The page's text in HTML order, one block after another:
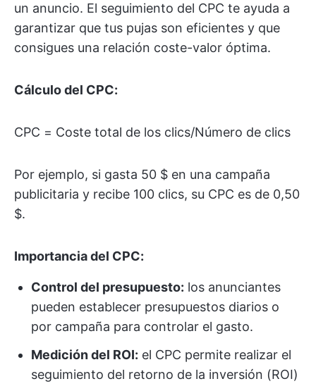
un anuncio. El seguimiento del CPC te ayuda a
garantizar que tus pujas son eficientes y que
consigues una relación coste-valor óptima.
Cálculo del CPC:
CPC = Coste total de los clics/Número de clics
Por ejemplo, si gasta 50 $ en una campaña
publicitaria y recibe 100 clics, su CPC es de 0,50
$.
Importancia del CPC:
Control del presupuesto: los anunciantes
pueden establecer presupuestos diarios o
por campaña para controlar el gasto.
Medición del ROI: el CPC permite realizar el
seguimiento del retorno de la inversión (ROI)